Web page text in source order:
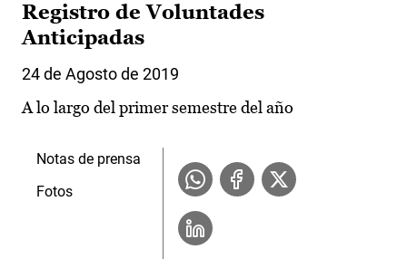
Registro de Voluntades
Anticipadas
24 de Agosto de 2019
A lo largo del primer semestre del año
Notas de prensa
Fotos